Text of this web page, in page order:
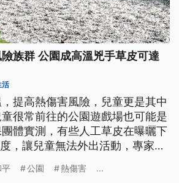
族群 公園成高溫兇手草皮可達
活
提高熱傷害風險，兒童更是其中
很常前往的公園遊戲場也可能是
體實測，有些人工草皮在曝曬下
，讓兒童無法外出活動，專家學
平 公園 熱傷害 ...